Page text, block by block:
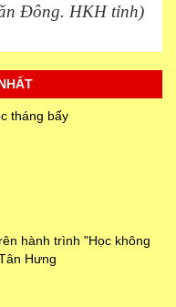
Đông. HKH tỉnh)
tháng bẩy
hành trình "Học không
Hưng